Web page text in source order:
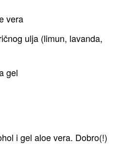
vera
ulja (limun, lavanda,
gel
i gel aloe vera. Dobro(!)